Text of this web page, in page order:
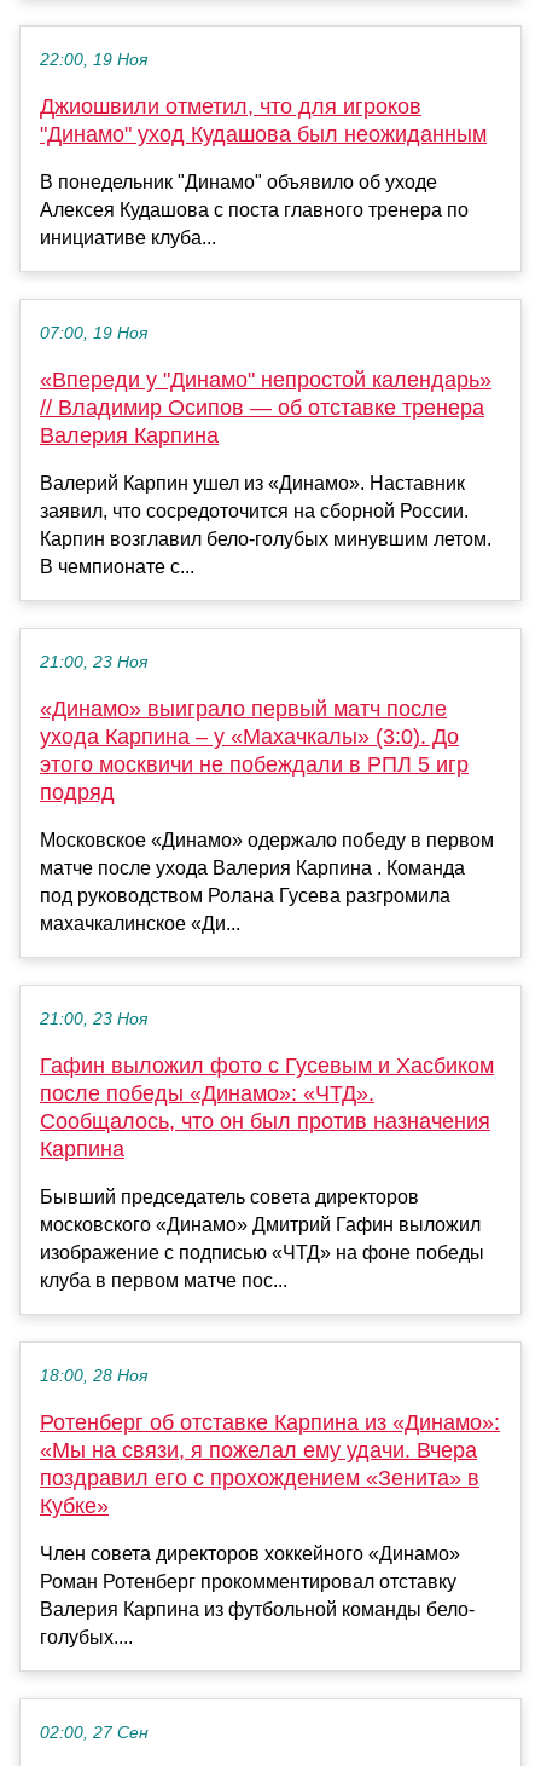
22:00, 19 Ноя
Джиошвили отметил, что для игроков
"Динамо" уход Кудашова был неожиданным
В понедельник "Динамо" объявило об уходе
Алексея Кудашова с поста главного тренера по
инициативе клуба...
07:00, 19 Ноя
«Впереди у "Динамо" непростой календарь»
// Владимир Осипов — об отставке тренера
Валерия Карпина
Валерий Карпин ушел из «Динамо». Наставник
заявил, что сосредоточится на сборной России.
Карпин возглавил бело-голубых минувшим летом.
В чемпионате с...
21:00, 23 Ноя
«Динамо» выиграло первый матч после
ухода Карпина – у «Махачкалы» (3:0). До
этого москвичи не побеждали в РПЛ 5 игр
подряд
Московское «Динамо» одержало победу в первом
матче после ухода Валерия Карпина . Команда
под руководством Ролана Гусева разгромила
махачкалинское «Ди...
21:00, 23 Ноя
Гафин выложил фото с Гусевым и Хасбиком
после победы «Динамо»: «ЧТД».
Сообщалось, что он был против назначения
Карпина
Бывший председатель совета директоров
московского «Динамо» Дмитрий Гафин выложил
изображение с подписью «ЧТД» на фоне победы
клуба в первом матче пос...
18:00, 28 Ноя
Ротенберг об отставке Карпина из «Динамо»:
«Мы на связи, я пожелал ему удачи. Вчера
поздравил его с прохождением «Зенита» в
Кубке»
Член совета директоров хоккейного «Динамо»
Роман Ротенберг прокомментировал отставку
Валерия Карпина из футбольной команды бело-
голубых....
02:00, 27 Сен